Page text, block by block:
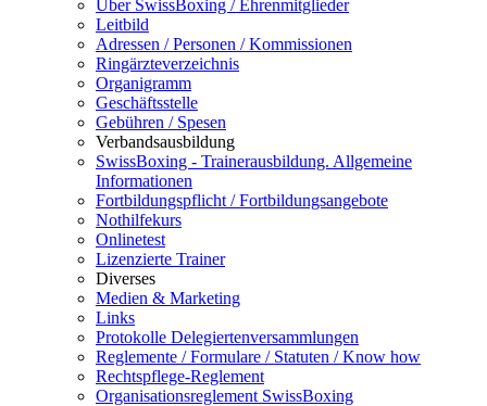
Über SwissBoxing / Ehrenmitglieder
Leitbild
Adressen / Personen / Kommissionen
Ringärzteverzeichnis
Organigramm
Geschäftsstelle
Gebühren / Spesen
Verbandsausbildung
SwissBoxing - Trainerausbildung. Allgemeine
Informationen
Fortbildungspflicht / Fortbildungsangebote
Nothilfekurs
Onlinetest
Lizenzierte Trainer
Diverses
Medien & Marketing
Links
Protokolle Delegiertenversammlungen
Reglemente / Formulare / Statuten / Know how
Rechtspflege-Reglement
Organisationsreglement SwissBoxing